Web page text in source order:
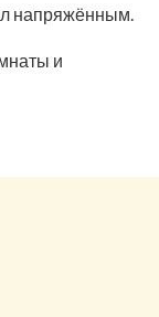
напряжённым.
и